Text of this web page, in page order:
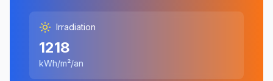
Irradiation
1218
kWh/m²/an